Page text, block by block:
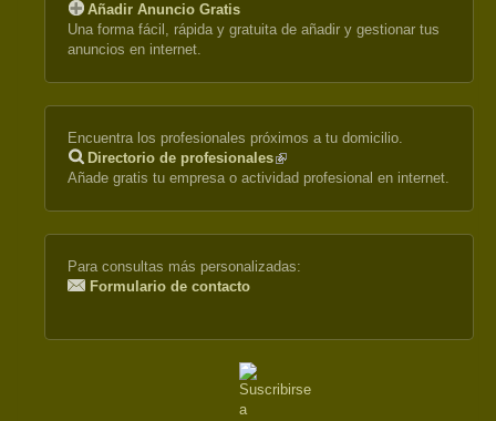
Añadir Anuncio Gratis
Una forma fácil, rápida y gratuita de añadir y gestionar tus
anuncios en internet.
Encuentra los profesionales próximos a tu domicilio.
Directorio de profesionales(link
is
Añade gratis tu empresa o actividad profesional en internet.
Para consultas más personalizadas:
Formulario de contacto